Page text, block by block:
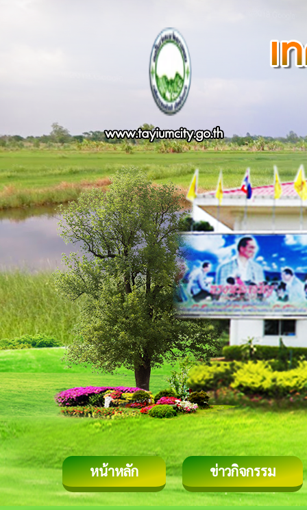
หน้าหลัก ข่าวกิจกรรม